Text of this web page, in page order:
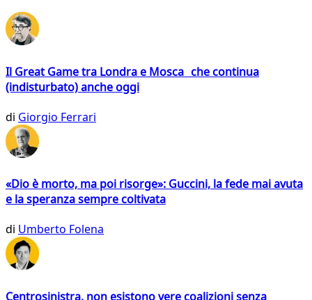
Il Great Game tra Londra e Mosca che continua
(indisturbato) anche oggi
di Giorgio Ferrari
«Dio è morto, ma poi risorge»: Guccini, la fede mai avuta
e la speranza sempre coltivata
di Umberto Folena
Centrosinistra, non esistono vere coalizioni senza